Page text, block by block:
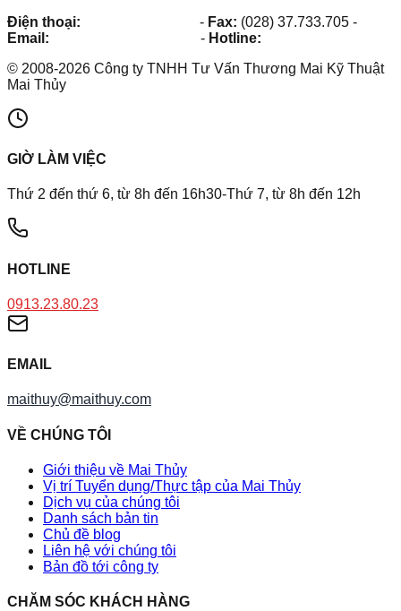
Điện thoại:
- Fax: (028) 37.733.705 -
Email:
- Hotline:
© 2008-2026 Công ty TNHH Tư Vấn Thương Mai Kỹ Thuật
Mai Thủy
GIỜ LÀM VIỆC
Thứ 2 đến thứ 6, từ 8h đến 16h30-Thứ 7, từ 8h đến 12h
HOTLINE
0913.23.80.23
EMAIL
maithuy@maithuy.com
VỀ CHÚNG TÔI
Giới thiệu về Mai Thủy
Vị trí Tuyển dụng/Thực tập của Mai Thủy
Dịch vụ của chúng tôi
Danh sách bản tin
Chủ đề blog
Liên hệ với chúng tôi
Bản đồ tới công ty
CHĂM SÓC KHÁCH HÀNG